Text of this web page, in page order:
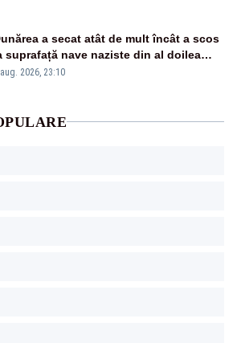
a secat atât de mult încât a scos
suprafață nave naziste din al doilea
mondial
2026, 23:10